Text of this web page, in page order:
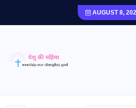
AUGUST 8,